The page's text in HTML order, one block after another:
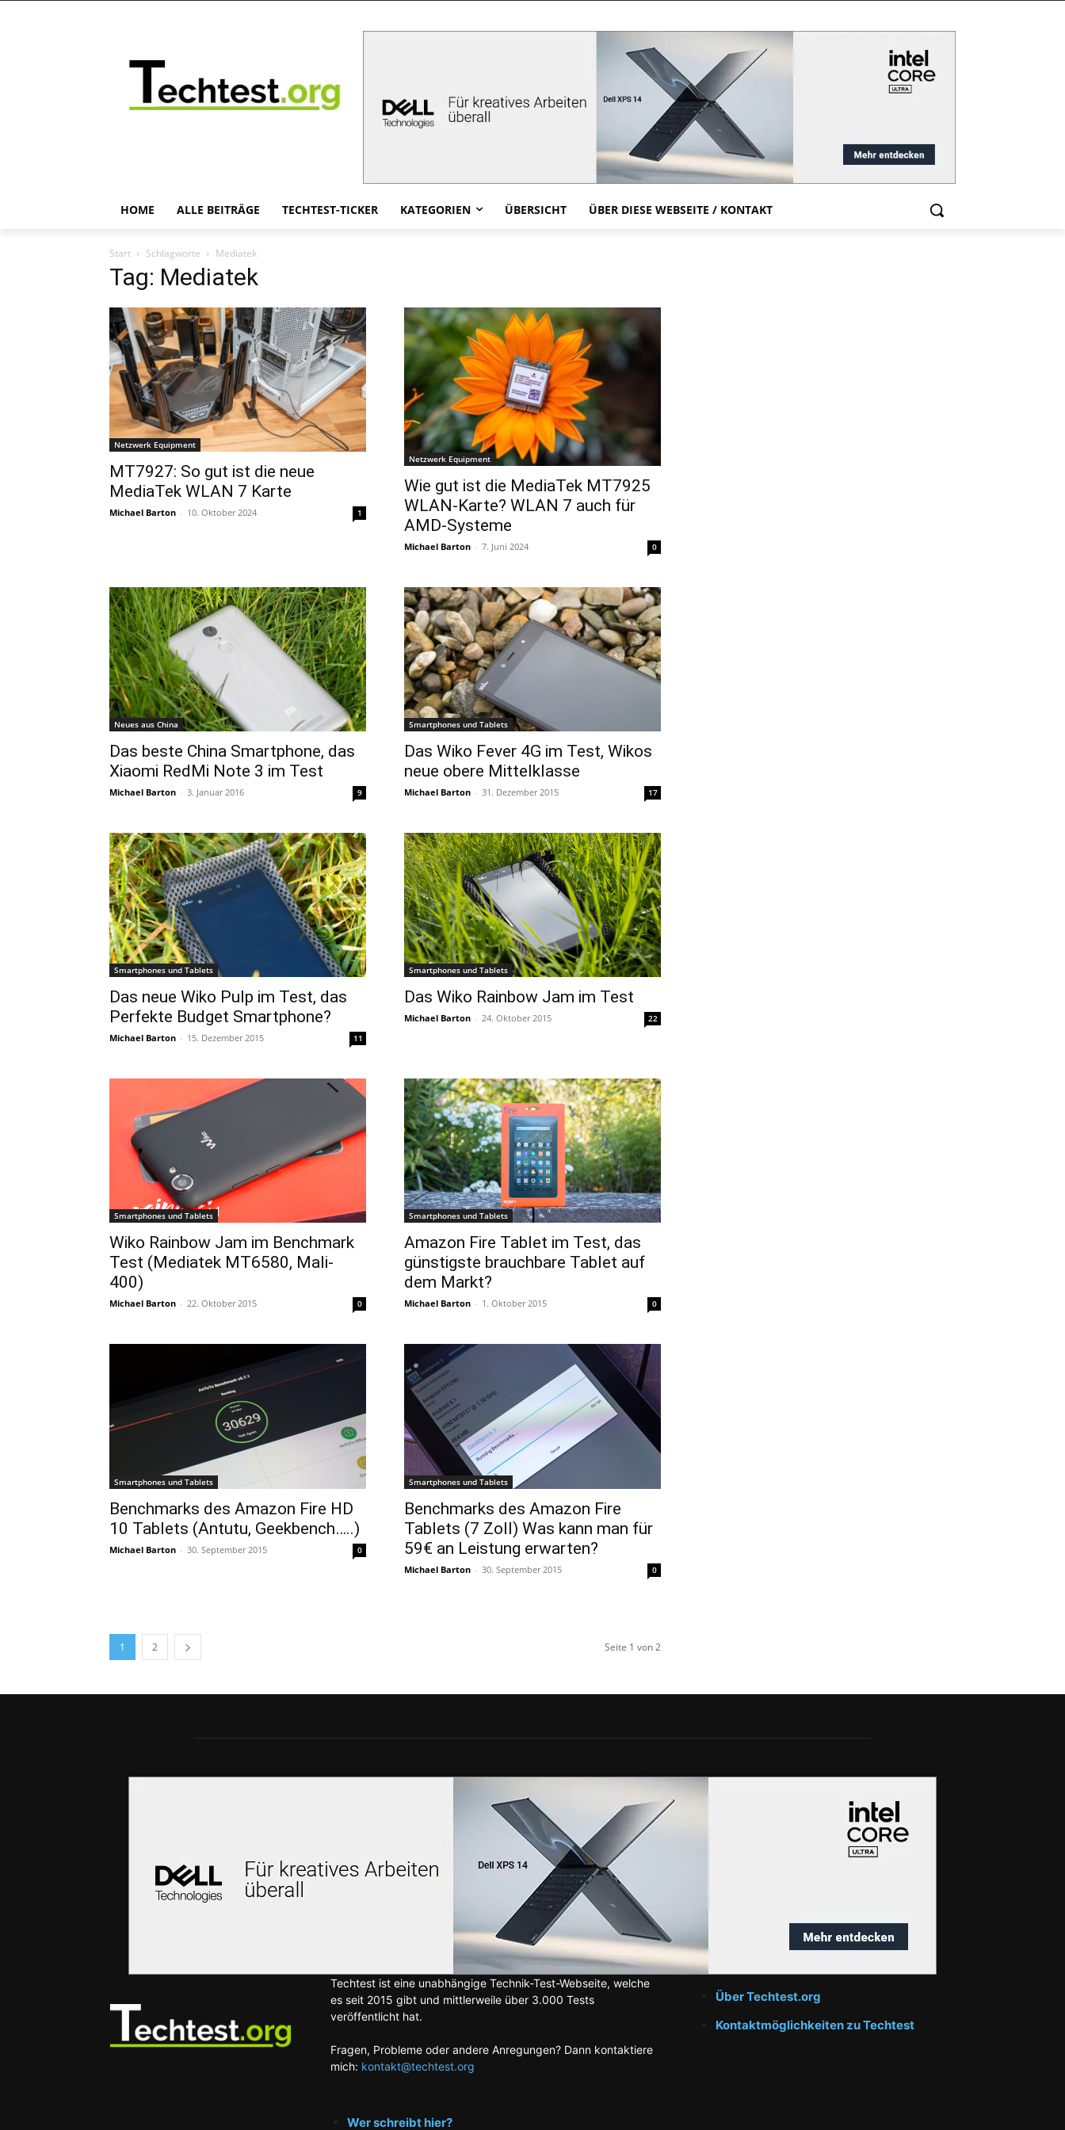
HOME ALLE BEITRÄGE TECHTEST-TICKER KATEGORIEN ÜBERSICHT ÜBER DIESE WEBSEITE / KONTAKT
Start Schlagworte Mediatek
Tag: Mediatek
Netzwerk Equipment
MT7927: So gut ist die neue
MediaTek WLAN 7 Karte
Michael Barton - 10. Oktober 2024 1
Netzwerk Equipment
Wie gut ist die MediaTek MT7925
WLAN-Karte? WLAN 7 auch für
AMD-Systeme
Michael Barton - 7. Juni 2024 0
Neues aus China
Das beste China Smartphone, das
Xiaomi RedMi Note 3 im Test
Michael Barton - 3. Januar 2016 9
Smartphones und Tablets
Das Wiko Fever 4G im Test, Wikos
neue obere Mittelklasse
Michael Barton - 31. Dezember 2015 17
Smartphones und Tablets
Das neue Wiko Pulp im Test, das
Perfekte Budget Smartphone?
Michael Barton - 15. Dezember 2015 11
Smartphones und Tablets
Das Wiko Rainbow Jam im Test
Michael Barton - 24. Oktober 2015 22
Smartphones und Tablets
Wiko Rainbow Jam im Benchmark
Test (Mediatek MT6580, Mali-
400)
Michael Barton - 22. Oktober 2015 0
Smartphones und Tablets
Amazon Fire Tablet im Test, das
günstigste brauchbare Tablet auf
dem Markt?
Michael Barton - 1. Oktober 2015 0
Smartphones und Tablets
Benchmarks des Amazon Fire HD
10 Tablets (Antutu, Geekbench…..)
Michael Barton - 30. September 2015 0
Smartphones und Tablets
Benchmarks des Amazon Fire
Tablets (7 Zoll) Was kann man für
59€ an Leistung erwarten?
Michael Barton - 30. September 2015 0
1 2 Seite 1 von 2
Techtest ist eine unabhängige Technik-Test-Webseite, welche
es seit 2015 gibt und mittlerweile über 3.000 Tests
veröffentlicht hat.
Fragen, Probleme oder andere Anregungen? Dann kontaktiere
mich: kontakt@techtest.org
Wer schreibt hier?
Über Techtest.org
Kontaktmöglichkeiten zu Techtest